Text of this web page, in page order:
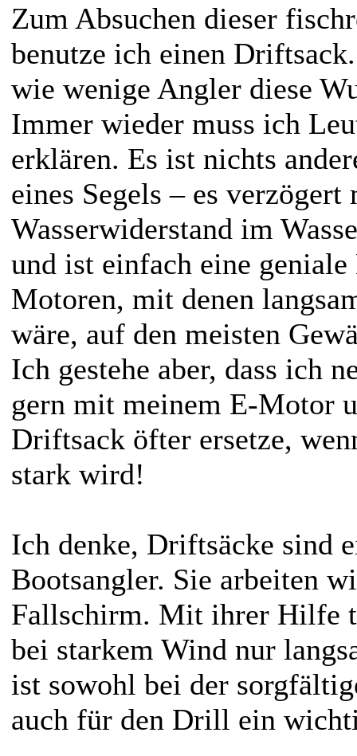
Zum Absuchen dieser
benutze ich einen
wie wenige Angler diese
Immer wieder muss ich
erklären. Es ist nichts
eines Segels – es verzögert
Wasserwiderstand im
und ist einfach eine
Motoren, mit denen
wäre, auf den meisten
Ich gestehe aber, dass ich
gern mit meinem E-Motor
Driftsack öfter ersetze,
stark wird!
Ich denke, Driftsäcke sind
Bootsangler. Sie arbeiten
Fallschirm. Mit ihrer Hilfe
bei starkem Wind nur
ist sowohl bei der
auch für den Drill ein